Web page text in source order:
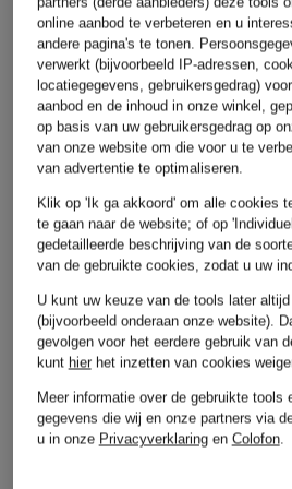
€ 110
met
€ 147,50
Andere categorieën
Betty Barclay
BLONDE No.8 Jassen
online aanbod te verbeteren en u
andere pagina's te tonen.
verwerkt (bijvoorbeeld IP-adressen,
locatiegegevens, gebruikersgedrag)
aanbod en de inhoud in onze winkel,
op basis van uw gebruikersgedrag op
van onze website om die voor u te
van advertentie te optimaliseren.
Klik op 'Ik ga akkoord' om alle cookies
te gaan naar de website; of op
gedetailleerde beschrijving van de
van de gebruikte cookies, zodat u uw
U kunt uw keuze van de tools later
(bijvoorbeeld onderaan onze website).
gevolgen voor het eerdere gebruik van
kunt hierhet inzetten van cookies
Meer informatie over de gebruikte tools
gegevens die wij en onze partners via
u in onze Privacyverklaringen Colofon.